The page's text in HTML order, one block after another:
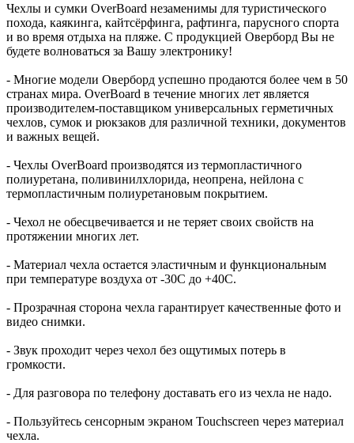
Чехлы и сумки OverBoard незаменимы для туристического
похода, каякинга, кайтсёрфинга, рафтинга, парусного спорта
и во время отдыха на пляже. С продукцией Оверборд Вы не
будете волноваться за Вашу электронику!
- Многие модели Оверборд успешно продаются более чем в 50
странах мира. OverBoard в течение многих лет является
производителем-поставщиком универсальных герметичных
чехлов, сумок и рюкзаков для различной техники, документов
и важных вещей.
- Чехлы OverBoard производятся из термопластичного
полиуретана, поливинилхлорида, неопрена, нейлона с
термопластичным полиуретановым покрытием.
- Чехол не обесцвечивается и не теряет своих свойств на
протяжении многих лет.
- Материал чехла остается эластичным и функциональным
при температуре воздуха от -30C до +40C.
- Прозрачная сторона чехла гарантирует качественные фото и
видео снимки.
- Звук проходит через чехол без ощутимых потерь в
громкости.
- Для разговора по телефону доставать его из чехла не надо.
- Пользуйтесь сенсорным экраном Touchscreen через материал
чехла.